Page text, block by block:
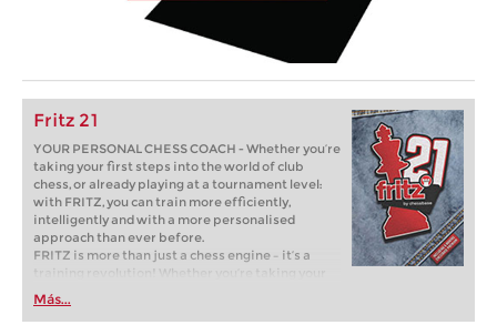
Fritz 21
YOUR PERSONAL CHESS COACH - Whether you’re
taking your first steps into the world of club
chess, or already playing at a tournament level:
with FRITZ, you can train more efficiently,
intelligently and with a more personalised
approach than ever before.
FRITZ is more than just a chess engine – it’s a
training revolution! Whether you’re taking your
first steps into the world of club chess, or already
playing at a tournament level: with FRITZ, you can
train more efficiently, intelligently and with a
Más...